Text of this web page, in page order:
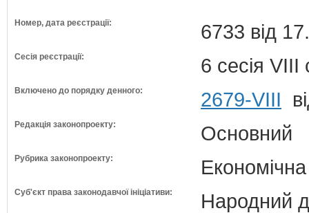
Номер, дата реєстрації: 6733 від
Сесія реєстрації: 6 сесія VIII
Включено до порядку денного: 2679-VIII
Редакція законопроекту: Основний
Рубрика законопроекту:
Суб'єкт права законодавчої ініціативи: Народний